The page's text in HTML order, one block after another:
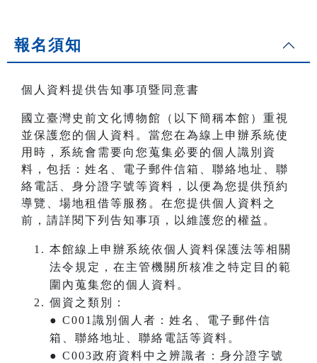
報名須知
個人資料提供告知事項暨同意書
國立臺灣史前文化博物館（以下簡稱本館）重視
並保護您的個人資料。當您在為線上申辦系統使
用時，系統會需要向您蒐集必要的個人識別資
料，包括：姓名、電子郵件信箱、聯絡地址、聯
絡電話、身分證字號等資料，以便為您提供預約
導覽、場地租借等服務。在您提供個人資料之
前，請詳閱下列告知事項，以維護您的權益。
本館線上申辦系統依個人資料保護法等相關
法令規定，在主管機關所核准之特定目的範
圍內蒐集您的個人資料。
個資之類別：
● C001識別個人者：姓名、電子郵件信
箱、聯絡地址、聯絡電話等資料。
● C003政府資料中之辨識者：身分證字號